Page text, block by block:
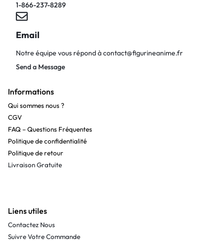
1-866-237-8289
Email
Notre équipe vous répond àcontact@figurineanime.fr
Send a Message
Informations
Qui sommes nous ?
CGV
FAQ – Questions Fréquentes
Politique de confidentialité
Politique de retour
Livraison Gratuite
Liens utiles
Contactez Nous
Suivre Votre Commande